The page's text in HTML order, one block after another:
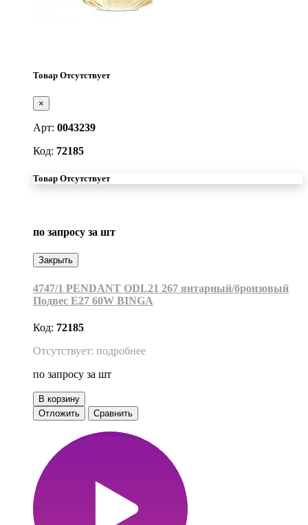
Товар Отсутствует
×
Арт: 0043239
Код: 72185
Товар Отсутствует
по запросу за шт
Закрыть
4747/1 PENDANT ODL21 267 янтарный/бронзовый
Подвес E27 60W BINGA
Код: 72185
Отсутствует: подробнее
по запросу за шт
В корзину
Отложить
Сравнить